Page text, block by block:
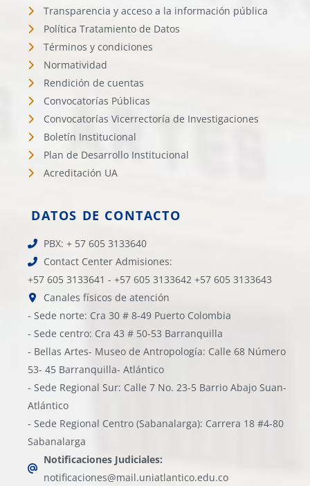
Transparencia y acceso a la información pública
Política Tratamiento de Datos
Términos y condiciones
Normatividad
Rendición de cuentas
Convocatorías Públicas
Convocatorías Vicerrectoría de Investigaciones
Boletín Institucional
Plan de Desarrollo Institucional
Acreditación UA
DATOS DE CONTACTO
PBX: + 57 605 3133640
Contact Center Admisiones:
+57 605 3133641 - +57 605 3133642 +57 605 3133643
Canales físicos de atención
- Sede norte: Cra 30 # 8-49 Puerto Colombia
- Sede centro: Cra 43 # 50-53 Barranquilla
- Bellas Artes- Museo de Antropología: Calle 68 Número
53- 45 Barranquilla- Atlántico
- Sede Regional Sur: Calle 7 No. 23-5 Barrio Abajo Suan-
Atlántico
- Sede Regional Centro (Sabanalarga): Carrera 18 #4-80
Sabanalarga
Notificaciones Judiciales:
notificaciones@mail.uniatlantico.edu.co